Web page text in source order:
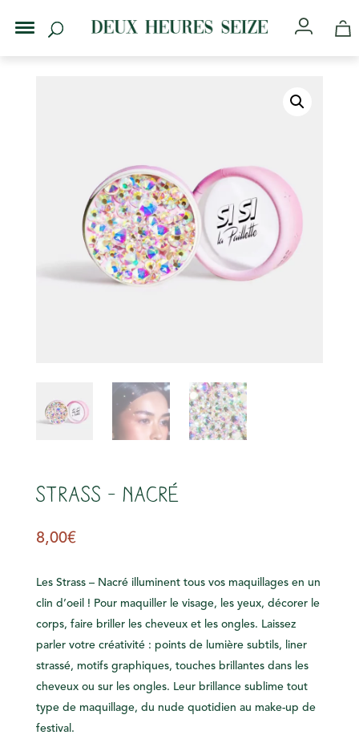
Strass – Nacré
8,00€
Les Strass – Nacré illuminent tous vos maquillages en un
clin d’oeil ! Pour maquiller le visage, les yeux, décorer le
corps, faire briller les cheveux et les ongles. Laissez
parler votre créativité : points de lumière subtils, liner
strassé, motifs graphiques, touches brillantes dans les
cheveux ou sur les ongles. Leur brillance sublime tout
type de maquillage, du nude quotidien au make-up de
festival.